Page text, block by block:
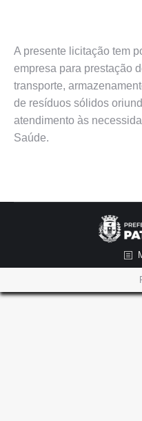
A presente licitação tem
empresa para prestação
transporte,
de resíduos sólidos
atendimento às
Saúde.